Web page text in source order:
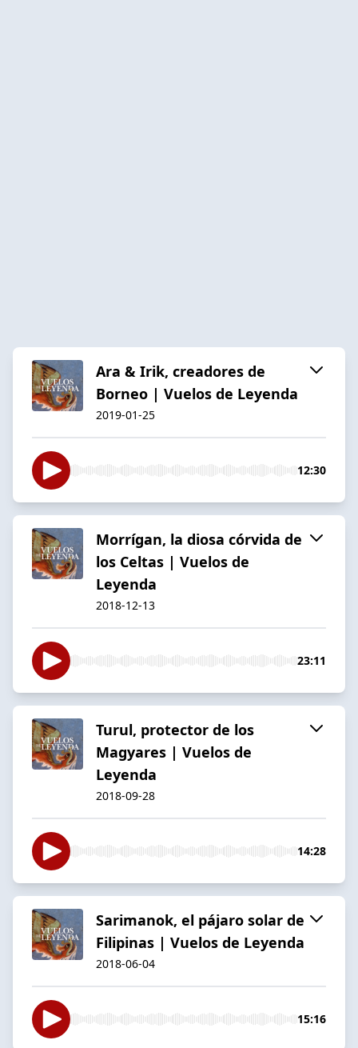
Ara & Irik, creadores de
Borneo | Vuelos de Leyenda
2019-01-25
12:30
Morrígan, la diosa córvida de
los Celtas | Vuelos de
Leyenda
2018-12-13
23:11
Turul, protector de los
Magyares | Vuelos de
Leyenda
2018-09-28
14:28
Sarimanok, el pájaro solar de
Filipinas | Vuelos de Leyenda
2018-06-04
15:16